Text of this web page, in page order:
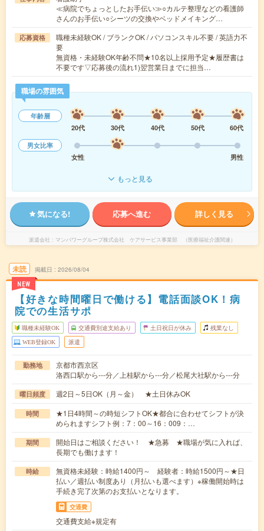
≪病院でちょっとしたお手伝い≫○カルテ整理などの看護師
さんのお手伝い○シーツの交換やベッドメイキング…
応募資格
職種未経験OK / ブランクOK / パソコンスキル不要 / 英語力不
要
無資格・未経験OK年齢不問★10名以上採用予定★履歴書は
不要です▽応募後の流れ1)翌営業日までに担当…
職場の雰囲気
年齢層
20代
30代 40代 50代
60代
男女比率
女性
男性
もっと見る
気になる! 応募へ進む 詳しく見る
派遣会社 マンパワーグループ株式会社 ケアサービス事業部 （医療福祉介護関連）
未読
NEW
掲載日 2026/08/04
【好きな時間曜日で働ける】電話面談OK！病
院での生活サポ
職種未経験OK 交通費別途支給あり 土日祝日が休み 残業なし
WEB登録OK 派遣
勤務地
京都市西京区
洛西口駅から---分／上桂駅から---分／松尾大社駅から---分
曜日頻度 週2日～5日OK（月～金） ★土日休みOK
時間
★1日4時間～の時短シフトOK★都合に合わせてシフトが決
められますシフト例：7：00～16：009：…
期間
開始日はご相談ください！ ★急募 ★職場が気に入れば、
長期でも働けます！
時給
無資格未経験：時給1400円～ 経験者：時給1500円～★日
払い／週払い制度あり（月払いも選べます）※稼働開始時は
手続き完了次第のお支払いとなります。
交通費
交通費支給※規定有